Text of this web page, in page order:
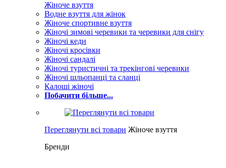
Жіноче взуття
Водне взуття для жінок
Жіноче спортивне взуття
Жіночі зимові черевики та черевики для снігу
Жіночі кеди
Жіночі кросівки
Жіночі сандалі
Жіночі туристичні та трекінгові черевики
Жіночі шльопанці та сланці
Калоші жіночі
Побачити більше...
Переглянути всі товари Жіноче взуття
Бренди